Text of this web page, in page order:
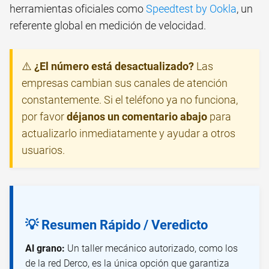
herramientas oficiales comoSpeedtest by Ookla, un
referente global en medición de velocidad.
⚠️ ¿El número está desactualizado? Las
empresas cambian sus canales de atención
constantemente. Si el teléfono ya no funciona,
por favordéjanos un comentario abajo para
actualizarlo inmediatamente y ayudar a otros
usuarios.
💡 Resumen Rápido / Veredicto
Al grano: Un taller mecánico autorizado, como los
de la red Derco, es la única opción que garantiza